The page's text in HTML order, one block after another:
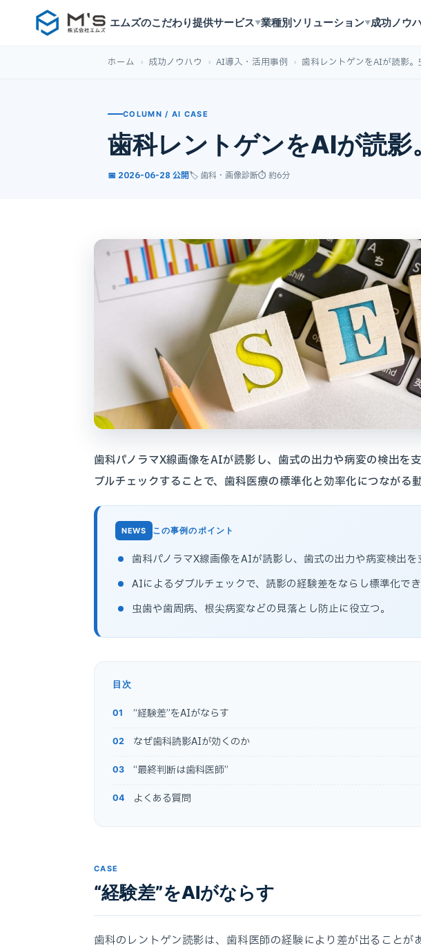
エムズのこだわり提供サービス▼業種別ソリューション▼成功ノウ
ホーム › 成功ノウハウ › AI導入・活用事例 › 歯科レントゲンをAIが読影
COLUMN / AI CASE
歯科レントゲンをAIが読影
📅 2026-06-28 公開🏷️ 歯科・画像診断⏱ 約6分
歯科パノラマX線画像をAIが読影し、歯式の出力や病変の検出を
ブルチェックすることで、歯科医療の標準化と効率化につながる
この事例のポイント
歯科パノラマX線画像をAIが読影し、歯式の出力や病変検出を
AIによるダブルチェックで、読影の経験差をならし標準化でき
虫歯や歯周病、根尖病変などの見落とし防止に役立つ。
目次
“経験差”をAIがならす
なぜ歯科読影AIが効くのか
“最終判断は歯科医師”
よくある質問
CASE
“経験差”をAIがならす
歯科のレントゲン読影は、歯科医師の経験により差が出ることが